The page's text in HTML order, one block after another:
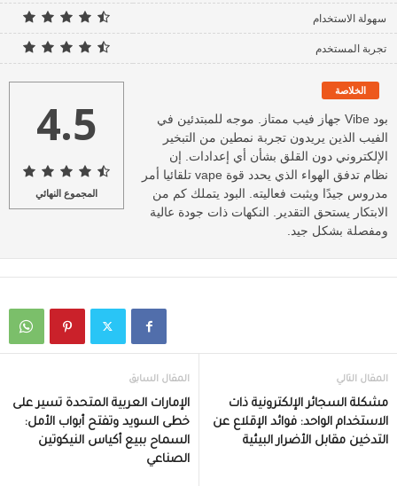
سهولة الاستخدام
تجربة المستخدم
الخلاصة
بود Vibe جهاز فيب ممتاز. موجه للمبتدئين في
الفيب الذين يريدون تجربة نمطين من التبخير
الإلكتروني دون القلق بشأن أي إعدادات. إن
نظام تدفق الهواء الذي يحدد قوة vape تلقائيا أمر
مدروس جيدًا ويثبت فعاليته. البود يتملك كم من
الابتكار يستحق التقدير. النكهات ذات جودة عالية
ومفصلة بشكل جيد.
4.5
المجموع النهائي
المقال السابق
الإمارات العربية المتحدة تسير على
خطى السويد وتفتح أبواب الأمل:
السماح ببيع أكياس النيكوتين
الصناعي
المقال التالي
مشكلة السجائر الإلكترونية ذات
الاستخدام الواحد: فوائد الإقلاع عن
التدخين مقابل الأضرار البيئية